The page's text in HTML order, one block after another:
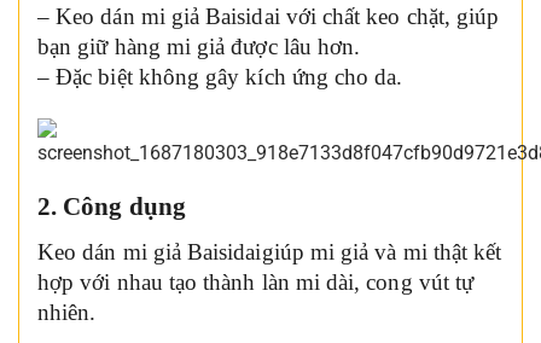
– Keo dán mi giả Baisidai với chất keo chặt, giúp
bạn giữ hàng mi giả được lâu hơn.
– Đặc biệt không gây kích ứng cho da.
2. Công dụng
Keo dán mi giả Baisidaigiúp mi giả và mi thật kết
hợp với nhau tạo thành làn mi dài, cong vút tự
nhiên.